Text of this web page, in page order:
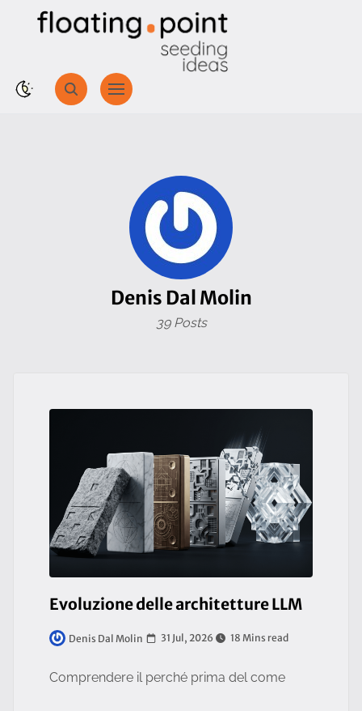
Denis Dal Molin
39 Posts
Evoluzione delle architetture LLM
Denis Dal Molin 31 Jul, 2026 18 Mins read
Comprendere il perché prima del come